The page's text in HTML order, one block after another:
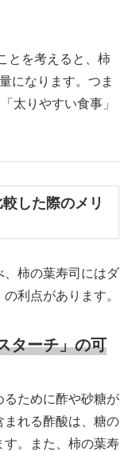
とを考えると、柿
になります。つま
太りやすい食事」
した際のメリ
、柿の葉寿司にはダ
利点があります。
ターチ」の可
るために酢や砂糖が
まれる酢酸は、糖の
す。また、柿の葉寿